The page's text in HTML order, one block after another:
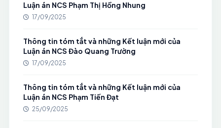
Luận án NCS Phạm Thị Hồng Nhung
17/09/2025
Thông tin tóm tắt và những Kết luận mới của
Luận án NCS Đào Quang Trường
17/09/2025
Thông tin tóm tắt và những Kết luận mới của
Luận án NCS Phạm Tiến Đạt
25/09/2025